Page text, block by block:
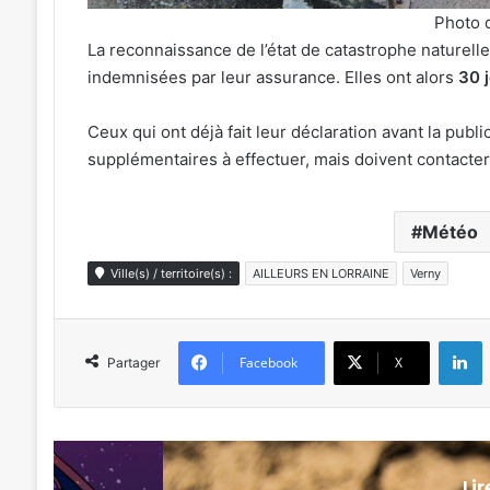
Photo
La reconnaissance de l’état de catastrophe
indemnisées par leur assurance. Elles ont alors 30
Ceux qui ont déjà fait leur déclaration avant la
supplémentaires à effectuer, mais doivent
Météo
Ville(s) / territoire(s) : AILLEURS EN LORRAINE Verny
Partager Facebook X